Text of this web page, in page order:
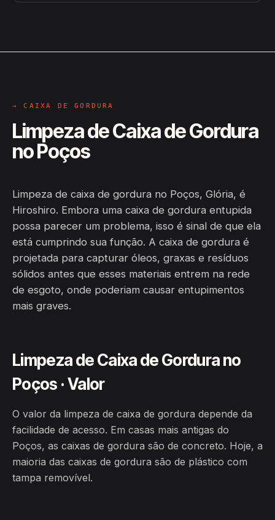
→ CAIXA DE GORDURA
Limpeza de Caixa de Gordura
no Poços
Limpeza de caixa de gordura no Poços, Glória, é
Hiroshiro. Embora uma caixa de gordura entupida
possa parecer um problema, isso é sinal de que ela
está cumprindo sua função. A caixa de gordura é
projetada para capturar óleos, graxas e resíduos
sólidos antes que esses materiais entrem na rede
de esgoto, onde poderiam causar entupimentos
mais graves.
Limpeza de Caixa de Gordura no
Poços · Valor
O valor da limpeza de caixa de gordura depende da
facilidade de acesso. Em casas mais antigas do
Poços, as caixas de gordura são de concreto. Hoje, a
maioria das caixas de gordura são de plástico com
tampa removível.